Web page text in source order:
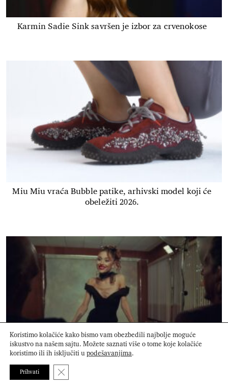
Karmin Sadie Sink savršen je izbor za crvenokose
Miu Miu vraća Bubble patike, arhivski model koji će
obeležiti 2026.
Ariana Grande se povlači iz javnosti nakon turneje
Koristimo kolačiće kako bismo vam obezbedili najbolje moguće
iskustvo na našem sajtu. Možete saznati više o tome koje kolačiće
koristimo ili ih isključiti upodešavanjima.
Prihvati Close GDPR Cookie Banner